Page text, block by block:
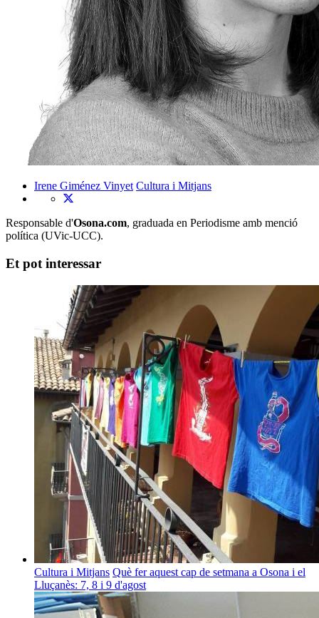
Irene Giménez Vinyet Cultura i Mitjans
Responsable d'Osona.com, graduada en Periodisme amb menció
política (UVic-UCC).
Et pot interessar
Cultura i Mitjans Què fer aquest cap de setmana a Osona i el
Lluçanès: 7, 8 i 9 d'agost